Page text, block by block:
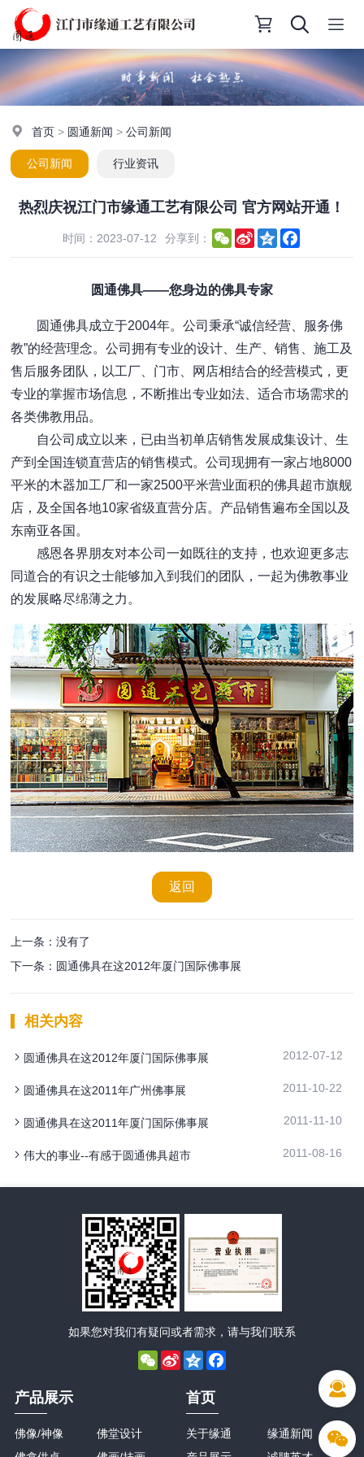
首页 > 圆通新闻 >公司新闻
公司新闻 行业资讯
热烈庆祝江门市缘通工艺有限公司 官方网站开通！
时间：2023-07-12 分享到： WeChat
Sina
Weibo
Qzone
圆通佛具——您身边的佛具专家
圆通佛具成立于2004年。公司秉承“诚信经营、服务佛
教”的经营理念。公司拥有专业的设计、生产、销售、施工及
售后服务团队，以工厂、门市、网店相结合的经营模式，更
专业的掌握市场信息，不断推出专业如法、适合市场需求的
各类佛教用品。
自公司成立以来，已由当初单店销售发展成集设计、生
产到全国连锁直营店的销售模式。公司现拥有一家占地8000
平米的木器加工厂和一家2500平米营业面积的佛具超市旗舰
店，及全国各地10家省级直营分店。产品销售遍布全国以及
东南亚各国。
感恩各界朋友对本公司一如既往的支持，也欢迎更多志
同道合的有识之士能够加入到我们的团队，一起为佛教事业
的发展略尽绵薄之力。
返回
上一条：没有了
下一条：圆通佛具在这2012年厦门国际佛事展
相关内容
圆通佛具在这2012年厦门国际佛事展 2012-07-12
圆通佛具在这2011年广州佛事展 2011-10-22
圆通佛具在这2011年厦门国际佛事展 2011-11-10
伟大的事业--有感于圆通佛具超市 2011-08-16
如果您对我们有疑问或者需求，请与我们联系
WeChat
Sina
Weibo
Qzone
产品展示
佛像/神像
佛堂设计
首页
关于缘通
缘通新闻